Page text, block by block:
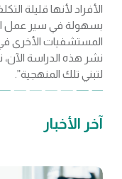
الأفراد لأنها قليلة
بسهولة في سير عمل
المستشفيات الأخرى
نشر هذه الدراسة
لتبني تلك المنهجية”.
آخر الأخبار